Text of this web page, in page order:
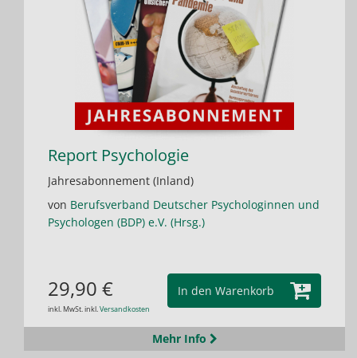
Report Psychologie
Jahresabonnement (Inland)
von Berufsverband Deutscher Psychologinnen und
Psychologen (BDP) e.V. (Hrsg.)
In den Warenkorb
29,90 €
inkl. MwSt. inkl.Versandkosten
Mehr Info